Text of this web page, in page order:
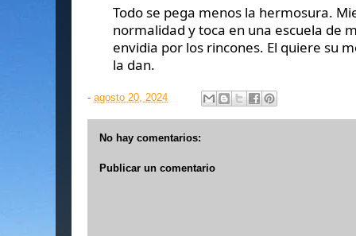
Todo se pega menos la hermosura.
normalidad y toca en una escuela de
envidia por los rincones. El quiere su
la dan.
- agosto 20, 2024
No hay comentarios:
Publicar un comentario